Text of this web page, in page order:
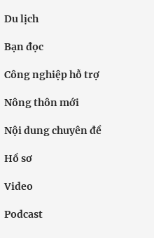
Du lịch
Bạn đọc
Công nghiệp hỗ trợ
Nông thôn mới
Nội dung chuyên đề
Hồ sơ
Video
Podcast